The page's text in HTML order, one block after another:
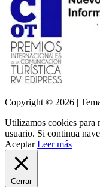
Copyright © 2026 |
Utilizamos cookies para
usuario. Si continua
Aceptar Leer más
Cerrar